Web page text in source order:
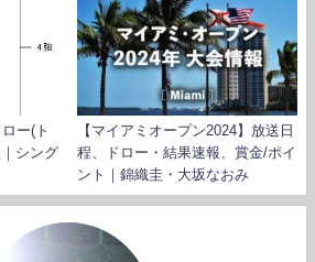
ー(ト
シング
【マイアミオープン2024】放送日
程、ドロー・結果速報、賞金/ポイ
ント｜錦織圭・大坂なおみ